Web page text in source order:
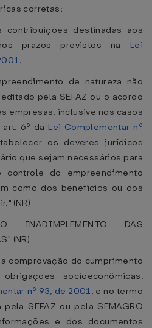
corretas;
destinadas aos
prazos previstos na Lei
.
de natureza não
pela SEFAZ ou o acordo
empresas, inclusive nos casos
6º da Lei Complementar nº
os deveres jurídicos
que sejam necessários para
controle do empreendimento
como dos benefícios ou dos
(NR)
INADIMPLEMENTO DAS
(NR)
comprovação do cumprimento
socioeconômicas,
nº 93, de 2001, e no termo
SEFAZ ou pela SEMAGRO
e dos documentos